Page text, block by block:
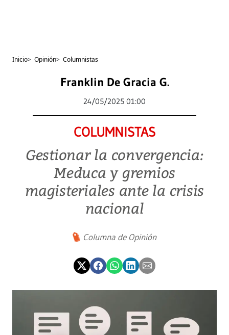
Inicio> Opinión> Columnistas
Franklin De Gracia G.
24/05/2025 01:00
COLUMNISTAS
Gestionar la convergencia:
Meduca y gremios
magisteriales ante la crisis
nacional
Columna de Opinión